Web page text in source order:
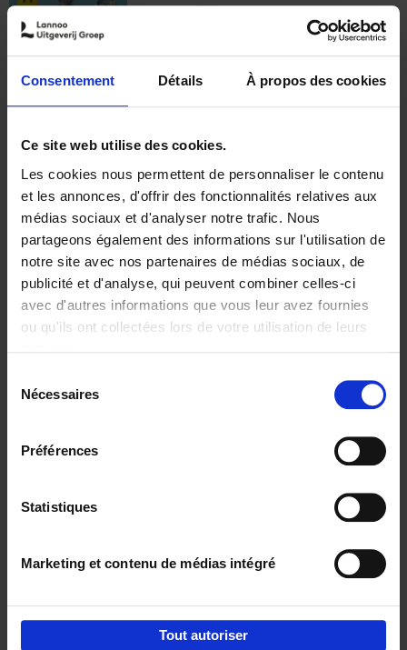
Consentement Détails À propos des cookies
Ce site web utilise des cookies.
Les cookies nous permettent de personnaliser le contenu
et les annonces, d'offrir des fonctionnalités relatives aux
médias sociaux et d'analyser notre trafic. Nous
partageons également des informations sur l'utilisation de
notre site avec nos partenaires de médias sociaux, de
publicité et d'analyse, qui peuvent combiner celles-ci
avec d'autres informations que vous leur avez fournies
ou qu'ils ont collectées lors de votre utilisation de leurs
Nécessaires
Préférences
Statistiques
Marketing et contenu de médias intégré
Tout autoriser
€37,50
Building Bonds = Building
Business
Jochen Roef Jozefien De Feyter
Carolien Boom
Couverture souple
2025 200
€29,99
Digital marketing like a PRO -
completely revised edition (EN)